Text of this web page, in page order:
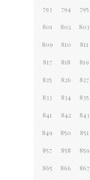
793 794 795
801 802 803
809 810 811
817 818 819
825 826 827
833 834 835
841 842 843
849 850 851
857 858 859
865 866 867